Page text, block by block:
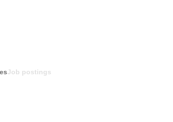
Job postings